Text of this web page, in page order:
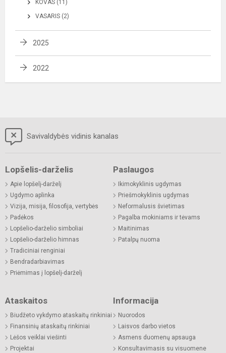
KOVAS (11)
VASARIS (2)
2025
2022
Savivaldybės vidinis kanalas
Lopšelis-darželis
Apie lopšelį-darželį
Ugdymo aplinka
Vizija, misija, filosofija, vertybės
Padėkos
Lopšelio-darželio simboliai
Lopšelio-darželio himnas
Tradiciniai renginiai
Bendradarbiavimas
Priėmimas į lopšelį-darželį
Paslaugos
Ikimokyklinis ugdymas
Priešmokyklinis ugdymas
Neformalusis švietimas
Pagalba mokiniams ir tėvams
Maitinimas
Patalpų nuoma
Ataskaitos
Biudžeto vykdymo ataskaitų rinkiniai
Finansinių ataskaitų rinkiniai
Lėšos veiklai viešinti
Projektai
Informacija
Nuorodos
Laisvos darbo vietos
Asmens duomenų apsauga
Konsultavimasis su visuomene